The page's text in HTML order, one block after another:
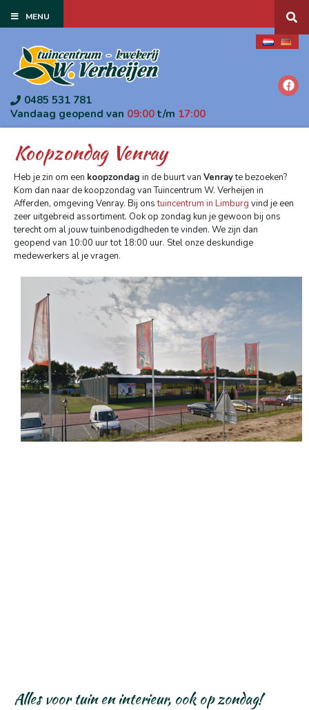
n
MENU
0485 531 781
Vandaag geopend van 09:00 t/m 17:00
Koopzondag Venray
Heb je zin om een koopzondag in de buurt van Venrayte bezoeken?
Kom dan naar de koopzondag van Tuincentrum W. Verheijen in
Afferden, omgeving Venray. Bij onstuincentrum in Limburg vind je een
zeer uitgebreid assortiment. Ook op zondag kun je gewoon bij ons
terecht om al jouw tuinbenodigdheden te vinden. We zijn dan
geopend van 10:00 uur tot 18:00 uur. Stel onze deskundige
medewerkers al je vragen.
Alles voor tuin en interieur, ook op zondag!